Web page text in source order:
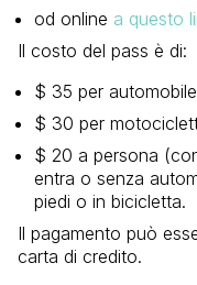
od online a questo
Il costo del pass è di:
$ 35 per
$ 30 per
$ 20 a persona
entra o senza
piedi o in bicicletta.
Il pagamento può
carta di credito.